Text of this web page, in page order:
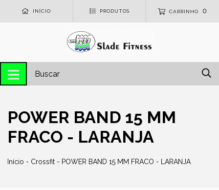
INÍCIO PRODUTOS CARRINHO 0
POWER BAND 15 MM
FRACO - LARANJA
Início - Crossfit - POWER BAND 15 MM FRACO - LARANJA